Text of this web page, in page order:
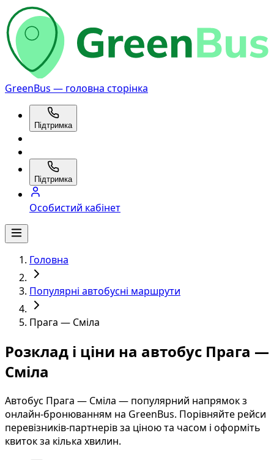
GreenBus — головна сторінка
Підтримка
Підтримка
Особистий кабінет
Головна
Популярні автобусні маршрути
Прага — Сміла
Розклад і ціни на автобус Прага —
Сміла
Автобус Прага — Сміла — популярний напрямок з
онлайн-бронюванням на GreenBus. Порівняйте рейси
перевізників-партнерів за ціною та часом і оформіть
квиток за кілька хвилин.